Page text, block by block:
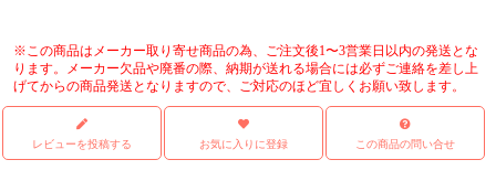
※この商品はメーカー取り寄せ商品の為、ご注文後1〜3営業日以内の発送とな
ります。メーカー欠品や廃番の際、納期が送れる場合には必ずご連絡を差し上
げてからの商品発送となりますので、ご対応のほど宜しくお願い致します。
レビューを投稿する お気に入りに登録 この商品の問い合せ